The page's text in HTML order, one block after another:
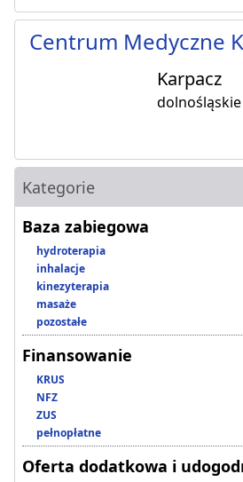
Centrum Medyczne
Karpacz
dolnośląskie
Kategorie
Baza zabiegowa
hydroterapia
inhalacje
kinezyterapia
masaże
pozostałe
Finansowanie
KRUS
NFZ
ZUS
pełnopłatne
Oferta dodatkowa i